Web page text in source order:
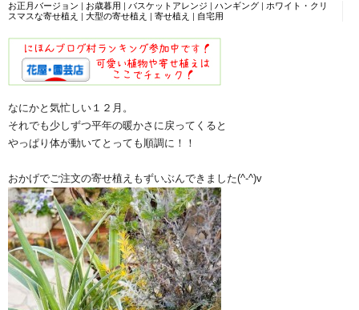
お正月バージョン | お歳暮用 | バスケットアレンジ | ハンギング | ホワイト・クリ
スマスな寄せ植え | 大型の寄せ植え | 寄せ植え | 自宅用
なにかと気忙しい１２月。
それでも少しずつ平年の暖かさに戻ってくると
やっぱり体が動いてとっても順調に！！
おかげでご注文の寄せ植えもずいぶんできました(^-^)v